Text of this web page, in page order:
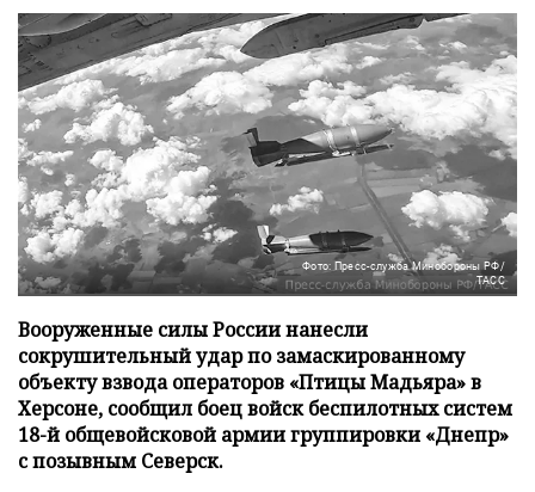
Фото: Пресс-служба Минобороны РФ/
ТАСС
Вооруженные силы России нанесли
сокрушительный удар по замаскированному
объекту взвода операторов «Птицы Мадьяра» в
Херсоне, сообщил боец войск беспилотных систем
18-й общевойсковой армии группировки «Днепр»
с позывным Северск.